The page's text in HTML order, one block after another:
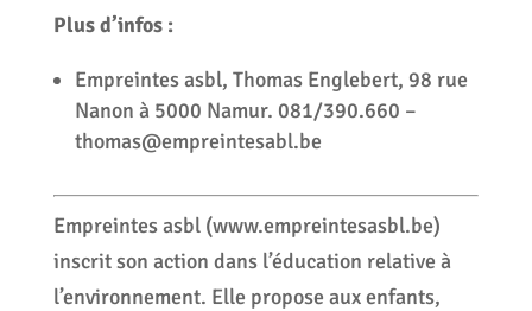
Plus d’infos :
Empreintes asbl, Thomas Englebert, 98 rue
Nanon à 5000 Namur. 081/390.660 –
thomas@empreintesabl.be
Empreintes asbl (www.empreintesasbl.be)
inscrit son action dans l’éducation relative à
l’environnement. Elle propose aux enfants,